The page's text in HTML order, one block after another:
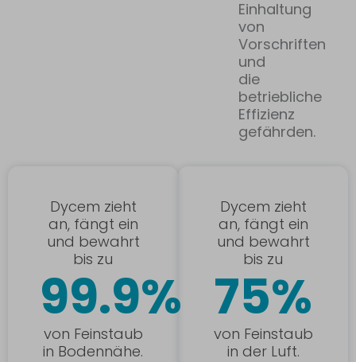
Einhaltung
von
Vorschriften
und
die
betriebliche
Effizienz
gefährden.
Dycem zieht
an, fängt ein
und bewahrt
bis zu
99.9%
von Feinstaub
in Bodennähe.
Dycem zieht
an, fängt ein
und bewahrt
bis zu
75%
von Feinstaub
in der Luft.